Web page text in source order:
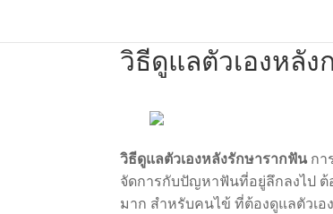
วิธีดูแลตัวเองหลั
วิธีดูแลตัวเองหลังรักษารากฟัน กา
จัดการกับปัญหาฟันที่อยู่ลึกลงไป ต้
มาก สำหรับคนไข้ ที่ต้องดูแลตัวเ